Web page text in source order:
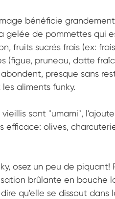
bénéficie
gelée de pommettes qui
fruits sucrés frais (ex:
(figue, pruneau, datte
presque sans
aliments funky.
sont "umami",
olives,
osez un peu de piquant!
brûlante en bouche
qu'elle se dissout dans